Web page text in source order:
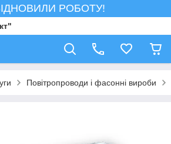
РОБОТУ!
Повітропроводи і фасонні вироби